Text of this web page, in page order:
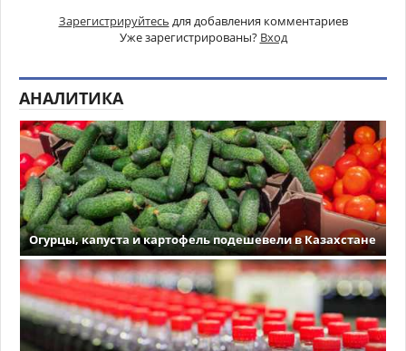
Зарегистрируйтесь для добавления комментариев
Уже зарегистрированы? Вход
АНАЛИТИКА
Огурцы, капуста и картофель подешевели в Казахстане